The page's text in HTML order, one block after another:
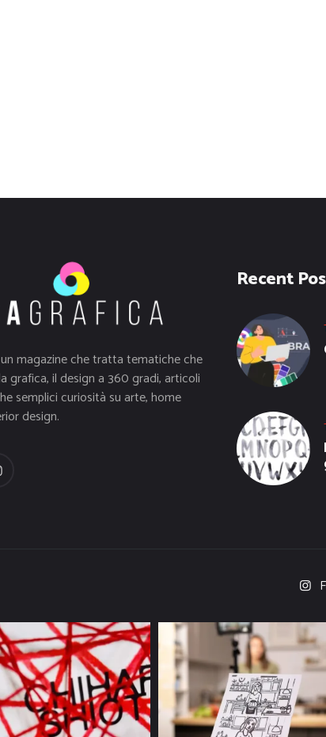
magazine che tratta tematiche che
grafica, il design a 360 gradi, articoli
semplici curiosità su arte, home
design.
Recent